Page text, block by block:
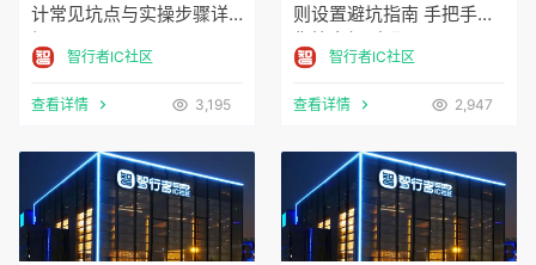
计常见坑点与实操步骤详
解
智行者IC社区
查看详情 3,195
则设置避坑指南 手把手教
你搞定规则配置
智行者IC社区
查看详情 2,947